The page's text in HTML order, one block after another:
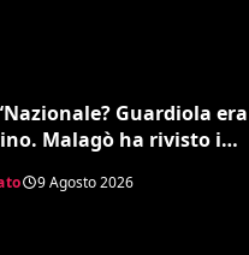
Guardiola era
Malagò ha rivisto i
9 Agosto 2026